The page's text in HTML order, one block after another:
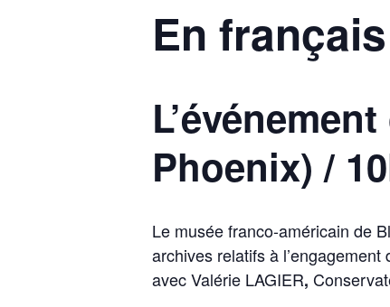
En français
Phoenix) /
Le musée franco-américain de
archives relatifs à
avec Valérie LAGIER,